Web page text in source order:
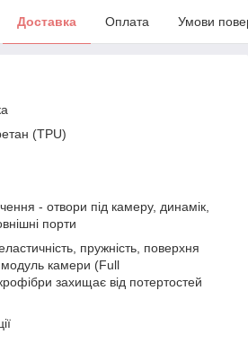
Доставка Оплата Умови
(TPU)
- отвори під камеру, динамік,
порти
пружність, поверхня
модуль камери (Full
захищає від потертостей